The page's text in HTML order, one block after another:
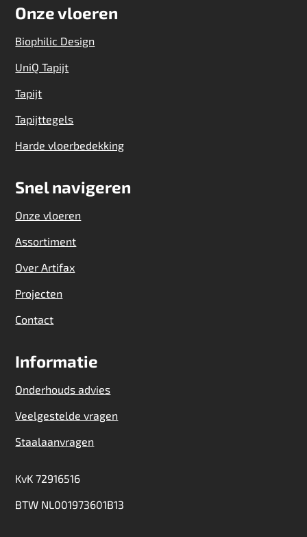
Onze vloeren
Biophilic Design
UniQ Tapijt
Tapijt
Tapijttegels
Harde vloerbedekking
Snel navigeren
Onze vloeren
Assortiment
Over Artifax
Projecten
Contact
Informatie
Onderhouds advies
Veelgestelde vragen
Staalaanvragen
KvK 72916516
BTW NL001973601B13